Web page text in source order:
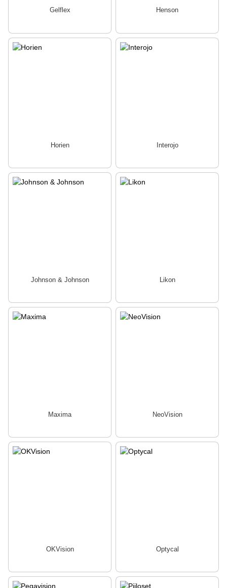
Gelflex Henson
Horien Interojo
Johnson & Johnson Likon
Maxima NeoVision
OKVision Optycal